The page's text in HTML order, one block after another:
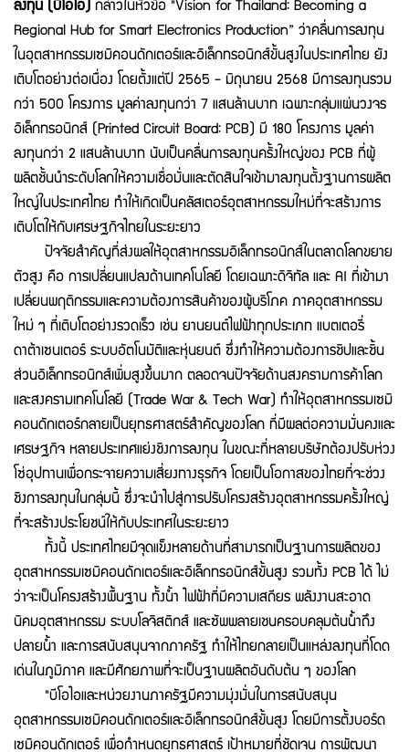
ลงทุน (บีโอไอ) กล่าวในหัวข้อ "Vision for Thailand: Becoming a
Regional Hub for Smart Electronics Production” ว่าคลื่นการลงทุน
ในอุตสาหกรรมเซมิคอนดักเตอร์และอิเล็กทรอนิกส์ขั้นสูงในประเทศไทย ยัง
เติบโตอย่างต่อเนื่อง โดยตั้งแต่ปี 2565 - มิถุนายน 2568 มีการลงทุนรวม
กว่า 500 โครงการ มูลค่าลงทุนกว่า 7 แสนล้านบาท เฉพาะกลุ่มแผ่นวงจร
อิเล็กทรอนิกส์ (Printed Circuit Board: PCB) มี 180 โครงการ มูลค่า
ลงทุนกว่า 2 แสนล้านบาท นับเป็นคลื่นการลงทุนครั้งใหญ่ของ PCB ที่ผู้
ผลิตชั้นนำระดับโลกให้ความเชื่อมั่นและตัดสินใจเข้ามาลงทุนตั้งฐานการผลิต
ใหญ่ในประเทศไทย ทำให้เกิดเป็นคลัสเตอร์อุตสาหกรรมใหม่ที่จะสร้างการ
เติบโตให้กับเศรษฐกิจไทยในระยะยาว
ปัจจัยสำคัญที่ส่งผลให้อุตสาหกรรมอิเล็กทรอนิกส์ในตลาดโลกขยาย
ตัวสูง คือ การเปลี่ยนแปลงด้านเทคโนโลยี โดยเฉพาะดิจิทัล และ AI ที่เข้ามา
เปลี่ยนพฤติกรรมและความต้องการสินค้าของผู้บริโภค ภาคอุตสาหกรรม
ใหม่ ๆ ที่เติบโตอย่างรวดเร็ว เช่น ยานยนต์ไฟฟ้าทุกประเภท แบตเตอรี่
ดาต้าเซนเตอร์ ระบบอัตโนมัติและหุ่นยนต์ ซึ่งทำให้ความต้องการชิปและชิ้น
ส่วนอิเล็กทรอนิกส์เพิ่มสูงขึ้นมาก ตลอดจนปัจจัยด้านสงครามการค้าโลก
และสงครามเทคโนโลยี (Trade War & Tech War) ทำให้อุตสาหกรรมเซมิ
คอนดักเตอร์กลายเป็นยุทธศาสตร์สำคัญของโลก ที่มีผลต่อความมั่นคงและ
เศรษฐกิจ หลายประเทศแย่งชิงการลงทุน ในขณะที่หลายบริษัทต้องปรับห่วง
โซ่อุปทานเพื่อกระจายความเสี่ยงทางธุรกิจ โดยเป็นโอกาสของไทยที่จะช่วง
ชิงการลงทุนในกลุ่มนี้ ซึ่งจะนำไปสู่การปรับโครงสร้างอุตสาหกรรมครั้งใหญ่
ที่จะสร้างประโยชน์ให้กับประเทศในระยะยาว
ทั้งนี้ ประเทศไทยมีจุดแข็งหลายด้านที่สามารถเป็นฐานการผลิตของ
อุตสาหกรรมเซมิคอนดักเตอร์และอิเล็กทรอนิกส์ขั้นสูง รวมทั้ง PCB ได้ ไม่
ว่าจะเป็นโครงสร้างพื้นฐาน ทั้งน้ำ ไฟฟ้าที่มีความเสถียร พลังงานสะอาด
นิคมอุตสาหกรรม ระบบโลจิสติกส์ และซัพพลายเชนครอบคลุมต้นน้ำถึง
ปลายน้ำ และการสนับสนุนจากภาครัฐ ทำให้ไทยกลายเป็นแหล่งลงทุนที่โดด
เด่นในภูมิภาค และมีศักยภาพที่จะเป็นฐานผลิตอันดับต้น ๆ ของโลก
"บีโอไอและหน่วยงานภาครัฐมีความมุ่งมั่นในการสนับสนุน
อุตสาหกรรมเซมิคอนดักเตอร์และอิเล็กทรอนิกส์ขั้นสูง โดยมีการตั้งบอร์ด
เซมิคอนดักเตอร์ เพื่อกำหนดยุทธศาสตร์ เป้าหมายที่ชัดเจน การพัฒนา